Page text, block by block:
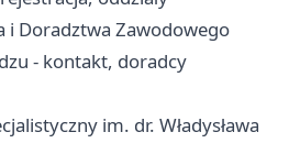
i Doradztwa Zawodowego
- kontakt, doradcy
im. dr. Władysława